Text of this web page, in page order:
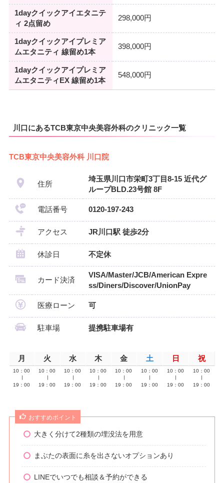
1dayクイックアイエタニテ
ィ 2点留め
298,000円
1dayクイックアイプレミア
ムエタニティ 線留め1本
398,000円
1dayクイックアイプレミア
ムエタニティEX 線留め1本
548,000円
川口にあるTCB東京中央美容外科のクリニック一覧
TCB東京中央美容外科 川口院
住所
埼玉県川口市栄町3丁目8-15 近代グ
ループBLD.23号館 8F
電話番号 0120-197-243
アクセス JR川口駅 徒歩2分
休診日 不定休
カード決済
VISA/Master/JCB/American Expre
ss/Diners/Discover/UnionPay
医療ローン 可
駐車場 提携駐車場有
月 火 水 木 金 土 日 祝
10：00
19：00
10：00
19：00
10：00
19：00
10：00
19：00
10：00
19：00
10：00
19：00
10：00
19：00
10：00
19：00
おすすめポイント
大きく分けて2種類の埋没法を用意
まぶたの表面に糸を出さないオプションあり
LINEでいつでも相談＆予約ができる